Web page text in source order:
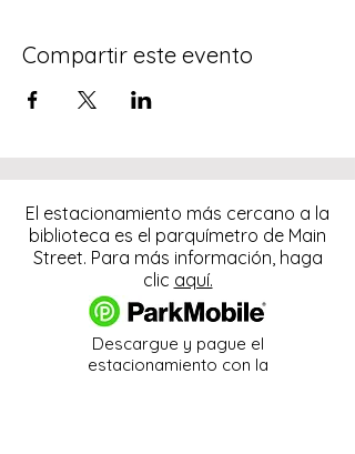
Compartir este evento
El estacionamiento más cercano a la
biblioteca es el parquímetro de Main
Street. Para más información, haga
clic aquí.
Descargue y pague el
estacionamiento con la